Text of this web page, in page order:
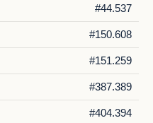
#44.537
#150.608
#151.259
#387.389
#404.394